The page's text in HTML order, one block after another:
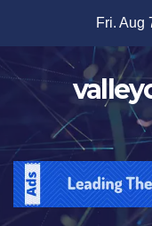
content
Fri. Aug